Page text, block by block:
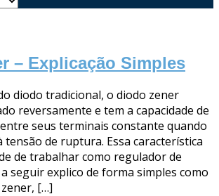
– Explicação Simples
diodo tradicional, o diodo zener
reversamente e tem a capacidade de
seus terminais constante quando
tensão de ruptura. Essa característica
de trabalhar como regulador de
seguir explico de forma simples como
[…]